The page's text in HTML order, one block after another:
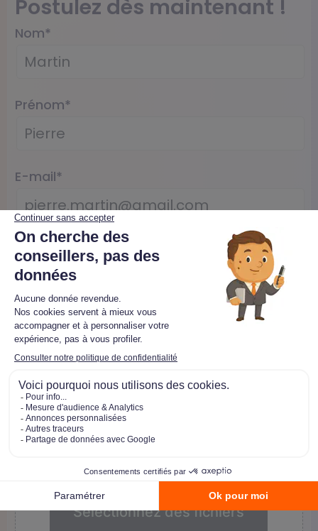
Postulez dès maintenant !
Nom*
Prénom*
E-mail*
Téléphone*
Ville et code postal
Déposez les fichiers ici ou
Sélectionnez des fichiers